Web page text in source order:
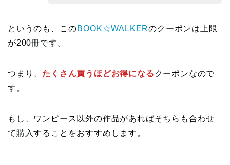
というのも、このBOOK☆WALKERのクーポンは上限
が200冊です。
つまり、 たくさん買うほどお得になる クーポンなので
す。
もし、ワンピース以外の作品があればそちらも合わせ
て購入することをおすすめします。